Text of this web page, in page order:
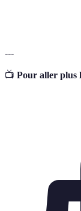
---
📺 Pour aller plus